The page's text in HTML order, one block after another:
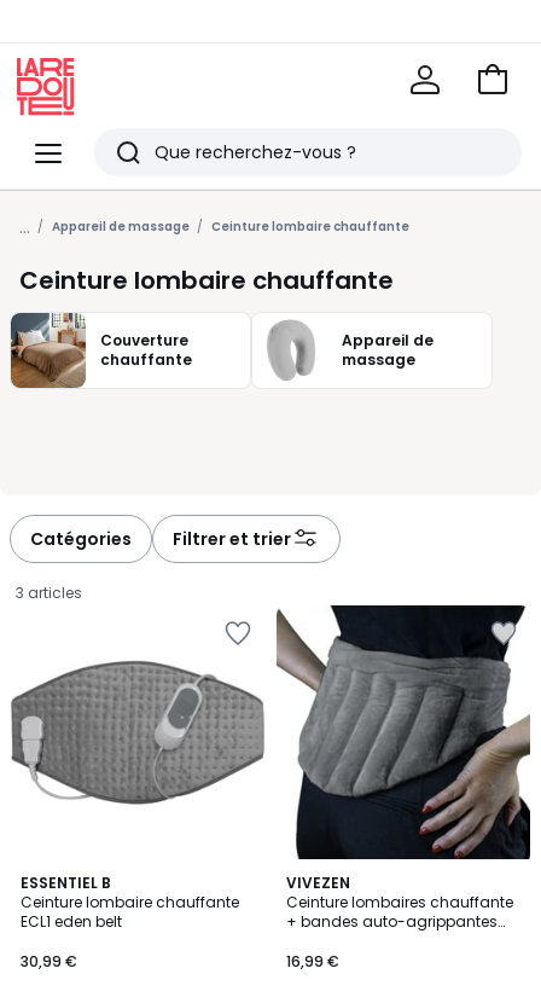
Menu
Redoute
Rechercher
Derniers
articles
vus
Voir
... Appareil de massage Ceinture lombaire chauffante
Ceinture lombaire chauffante
Couverture
chauffante
Appareil de
massage
Catégories Filtrer et trier
3 articles
ESSENTIEL B
Ceinture lombaire chauffante
ECL1 eden belt
€.
30,99 €
4,4
/ 5
VIVEZEN
Ceinture lombaires chauffante
+ bandes auto-agrippantes
16,99 €
4,3
/ 5
8
Couleurs